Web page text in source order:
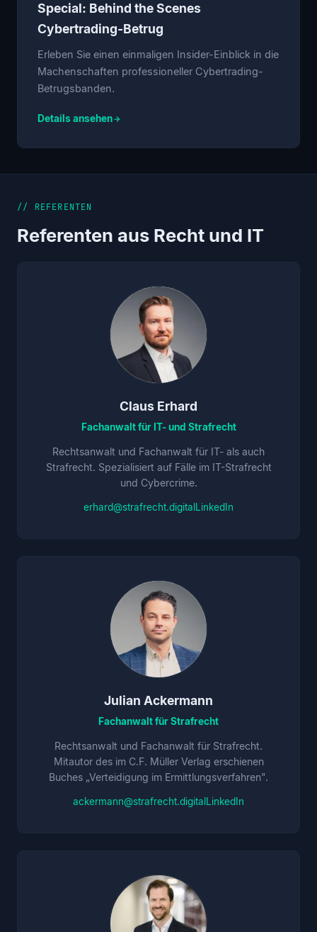
Special: Behind the Scenes
Cybertrading-Betrug
Erleben Sie einen einmaligen Insider-Einblick in die
Machenschaften professioneller Cybertrading-
Betrugsbanden.
Details ansehen
// REFERENTEN
Referenten aus Recht und IT
Claus Erhard
Fachanwalt für IT- und Strafrecht
Rechtsanwalt und Fachanwalt für IT- als auch
Strafrecht. Spezialisiert auf Fälle im IT-Strafrecht
und Cybercrime.
erhard@strafrecht.digital LinkedIn
Julian Ackermann
Fachanwalt für Strafrecht
Rechtsanwalt und Fachanwalt für Strafrecht.
Mitautor des im C.F. Müller Verlag erschienen
Buches „Verteidigung im Ermittlungsverfahren".
ackermann@strafrecht.digital LinkedIn